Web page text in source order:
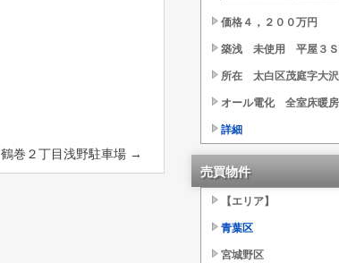
鶴巻２丁目浅野駐車場 →
価格４，２００万円
築浅 未使用 平屋３Ｓ
所在 太白区茂庭字大沢
オール電化 全室床暖
詳細
売買物件
【エリア】
青葉区
宮城野区